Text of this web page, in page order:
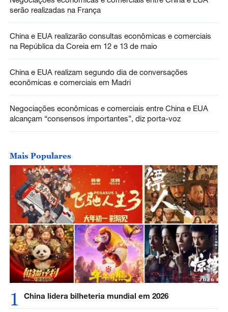
serão realizadas na França
China e EUA realizarão consultas econômicas e comerciais
na República da Coreia em 12 e 13 de maio
China e EUA realizam segundo dia de conversações
econômicas e comerciais em Madri
Negociações econômicas e comerciais entre China e EUA
alcançam “consensos importantes”, diz porta-voz
Mais Populares
1 China lidera bilheteria mundial em 2026